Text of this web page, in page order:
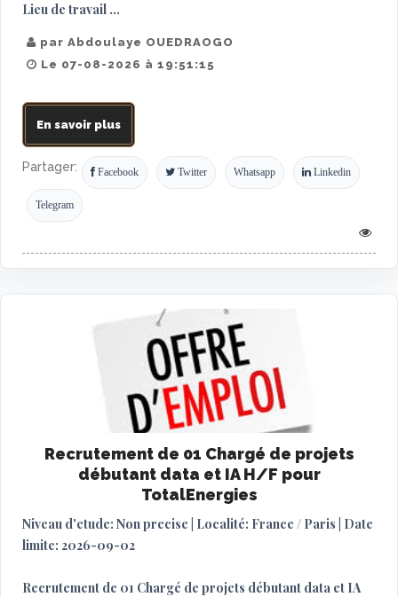
Lieu de travail ...
par Abdoulaye OUEDRAOGO
Le 07-08-2026 à 19:51:15
En savoir plus
Partager: Facebook Twitter Whatsapp Linkedin
Telegram
Recrutement de 01 Chargé de projets
débutant data et IA H/F pour
TotalEnergies
Niveau d'etude: Non precise | Localité: France / Paris | Date
limite: 2026-09-02
Recrutement de 01 Chargé de projets débutant data et IA